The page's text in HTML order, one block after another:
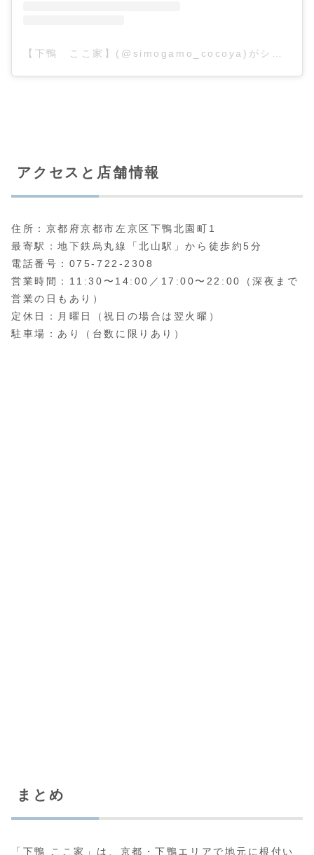
アクセスと店舗情報
住所：京都府京都市左京区下鴨北園町1
最寄駅：地下鉄烏丸線「北山駅」から徒歩約5分
電話番号：075-722-2308
営業時間：11:30〜14:00／17:00〜22:00（深夜まで
営業の日もあり）
定休日：月曜日（祝日の場合は翌火曜）
駐車場：あり（台数に限りあり）
まとめ
「下鴨 ここ家」は、京都・下鴨エリアで地元に根付い